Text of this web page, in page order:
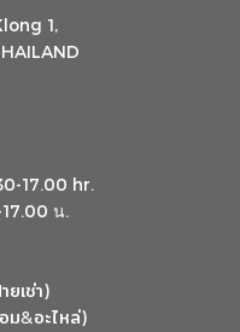
1,
17.00 hr.
น.
ยเช่า)
ม&อะไหล่)